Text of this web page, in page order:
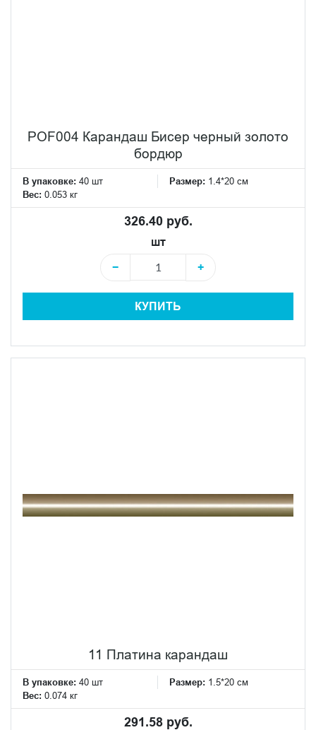
POF004 Карандаш Бисер черный золото
бордюр
В упаковке: 40 шт Размер: 1.4*20 см
Вес: 0.053 кг
326.40 руб.
шт
−
+
КУПИТЬ
11 Платина карандаш
В упаковке: 40 шт Размер: 1.5*20 см
Вес: 0.074 кг
291.58 руб.